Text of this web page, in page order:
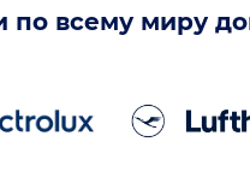
по всему миру